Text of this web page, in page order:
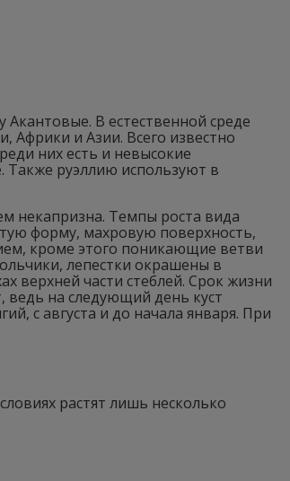
Акантовые. В естественной среде
Африки и Азии. Всего известно
них есть и невысокие
Также руэллию используют в
некапризна. Темпы роста вида
форму, махровую поверхность,
кроме этого поникающие ветви
лепестки окрашены в
верхней части стеблей. Срок жизни
ведь на следующий день куст
с августа и до начала января. При
растят лишь несколько